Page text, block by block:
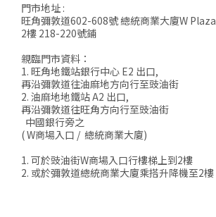
門市地址 :
旺角彌敦道602-608號 總統商業大廈W Plaza
2樓 218-220號鋪
親臨門市資料：
1. 旺角地鐵站銀行中心 E2 出口,
再沿彌敦道往油麻地方向行至豉油街
2. 油麻地地鐵站 A2 出口,
再沿彌敦道往旺角方向行至豉油街
中國銀行旁之
( W商場入口 / 總統商業大廈)
1. 可於豉油街W商場入口行樓梯上到2樓
2. 或於彌敦道總統商業大廈乘搭升降機至2樓